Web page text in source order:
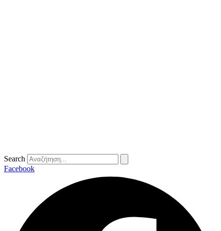
Search
Facebook